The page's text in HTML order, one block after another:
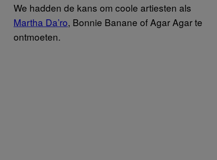
We hadden de kans om coole artiesten als
Martha Da’ro, Bonnie Banane of Agar Agar te
ontmoeten.